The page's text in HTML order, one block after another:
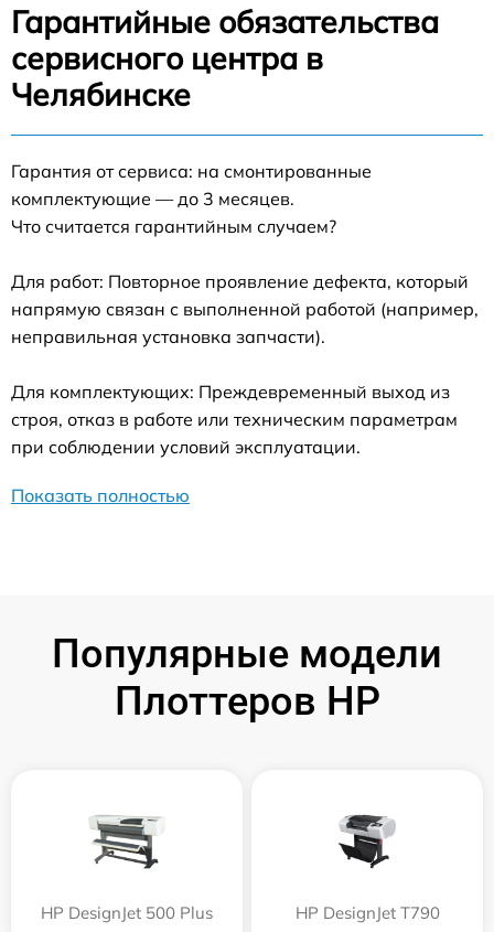
Гарантийные обязательства
сервисного центра в
Челябинске
Гарантия от сервиса: на смонтированные
комплектующие — до 3 месяцев.
Что считается гарантийным случаем?
Для работ: Повторное проявление дефекта, который
напрямую связан с выполненной работой (например,
неправильная установка запчасти).
Для комплектующих: Преждевременный выход из
строя, отказ в работе или техническим параметрам
при соблюдении условий эксплуатации.
Показать полностью
Популярные модели
Плоттеров HP
HP DesignJet 500 Plus HP DesignJet T790